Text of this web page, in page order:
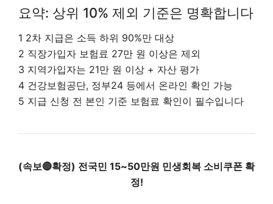
요약: 상위 10% 제외 기준은 명확합니다
1 2차 지급은 소득 하위 90%만 대상
2 직장가입자 보험료 27만 원 이상은 제외
3 지역가입자는 21만 원 이상 + 자산 평가
4 건강보험공단, 정부24 등에서 온라인 확인 가능
5 지급 신청 전 본인 기준 보험료 확인이 필수입니다
(속보🔴확정) 전국민 15~50만원 민생회복 소비쿠폰 확
정!